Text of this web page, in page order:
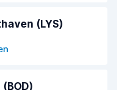
(LYS)